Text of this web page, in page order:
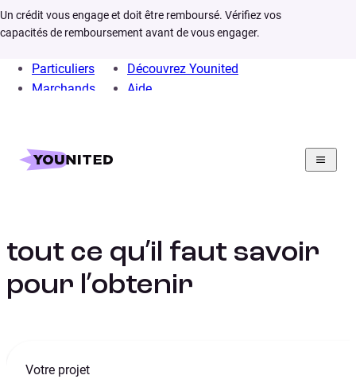
Un crédit vous engage et doit être remboursé. Vérifiez vos
capacités de remboursement avant de vous engager.
Particuliers
Marchands
Découvrez Younited
Aide
Home
Conseils pour obtenir un credit fonctionnaire
tout ce qu’il faut savoir
pour l’obtenir
Votre projet